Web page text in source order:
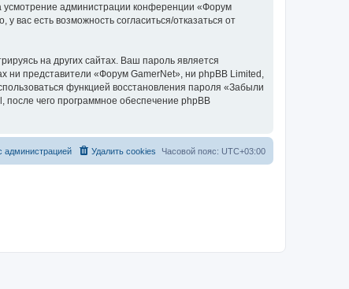
усмотрение администрации конференции «Форум
вас есть возможность согласиться/отказаться от
на других сайтах. Ваш пароль является
ни представители «Форум GamerNet», ни phpBB Limited,
функцией восстановления пароля «Забыли
чего программное обеспечение phpBB
Часовой пояс: UTC+03:00
Удалить cookies
администрацией